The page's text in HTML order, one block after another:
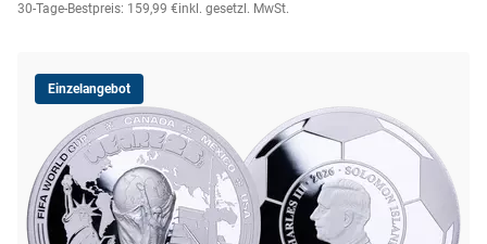
30-Tage-Bestpreis: 159,99 €inkl. gesetzl. MwSt.
Einzelangebot